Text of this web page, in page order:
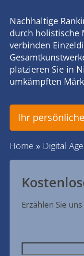
Nachhaltige
durch holistische
verbinden
platzieren Sie in
umkämpften
Ihr
Home » Digital
Erzählen Sie